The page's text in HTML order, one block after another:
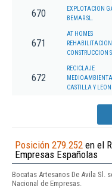
670
EXPLOTACION
BEMAR SL.
671
AT HOMES
CONSTRUCCION
672
RECICLAJE
CASTILLA Y LEON
Posición 279.252 en el
Empresas Españolas
Bocatas Artesanos De Avila Sl.
Nacional de Empresas.